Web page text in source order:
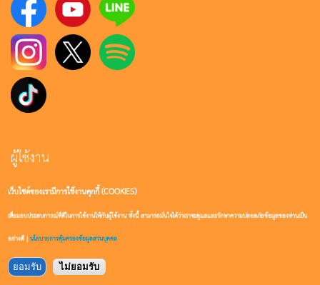
ผู้ใช้งาน
เข้าสู่ระบบ
สมัครสมาชิก
เว็บไซต์ของเรามีการใช้งานคุกกี้ (COOKIES)
เพื่อมอบประสบการณ์ที่ดีในการใช้งานให้กับผู้ใช้งาน ทั้งนี้ สามารถมั่นใจได้ว่าเราจะดูแลและรักษาความปลอดภัยข้อมูลของท่านเป็น
อย่างดี |นโยบายการคุ้มครองข้อมูลส่วนบุคคล
ยอมรับ ไม่ยอมรับ